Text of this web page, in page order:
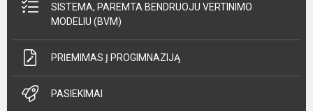
SISTEMA, PAREMTA BENDRUOJU VERTINIMO
MODELIU (BVM)
PRIĖMIMAS Į PROGIMNAZIJĄ
PASIEKIMAI